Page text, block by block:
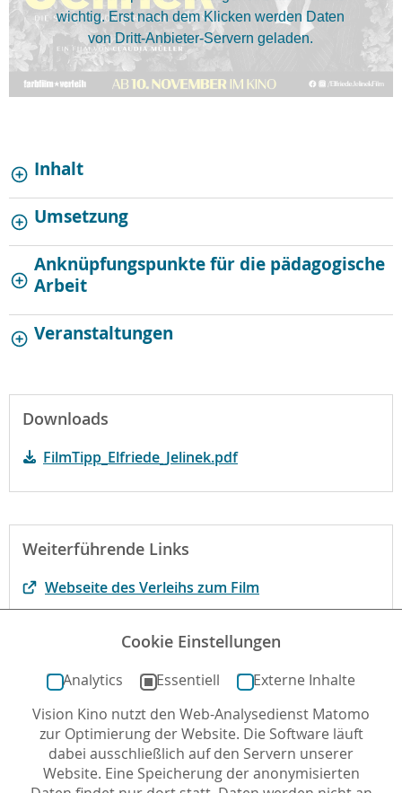
wichtig. Erst nach dem Klicken werden Daten
von Dritt-Anbieter-Servern geladen.
Inhalt
Umsetzung
Anknüpfungspunkte für die pädagogische
Arbeit
Veranstaltungen
Downloads
FilmTipp_Elfriede_Jelinek.pdf
Weiterführende Links
Webseite des Verleihs zum Film
Der Film bei filmportal.de
Autor*in: Reinhard Middel , 28.10.2022 , letzte
Aktualisierung: 15.05.2023
Cookie Einstellungen
Analytics Essentiell
Externe Inhalte
Vision Kino nutzt den Web-Analysedienst Matomo
zur Optimierung der Website. Die Software läuft
dabei ausschließlich auf den Servern unserer
Website. Eine Speicherung der anonymisierten